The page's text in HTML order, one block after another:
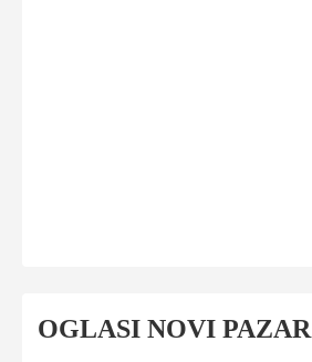
OGLASI NOVI PAZAR